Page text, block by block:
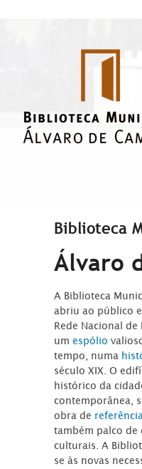
Biblioteca
Álvaro
A Biblioteca
abriu ao público
Rede Nacional de
umespólio
tempo, numa
século XIX. O
histórico da
contemporânea,
obra de
também palco de
culturais. A
se às novas